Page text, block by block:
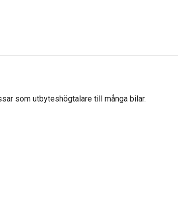
som utbyteshögtalare till många bilar.